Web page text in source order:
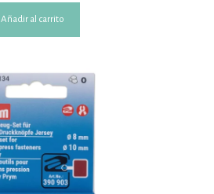
Añadir al carrito